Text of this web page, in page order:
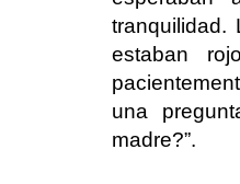
estaban
una
madre?”.